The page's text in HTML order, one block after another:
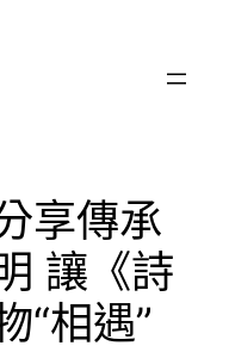
享傳承
讓《詩
“相遇”